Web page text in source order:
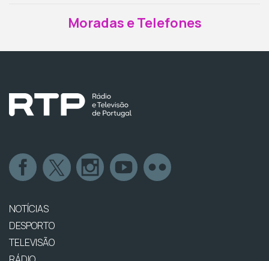
Moradas e Telefones
NOTÍCIAS
DESPORTO
TELEVISÃO